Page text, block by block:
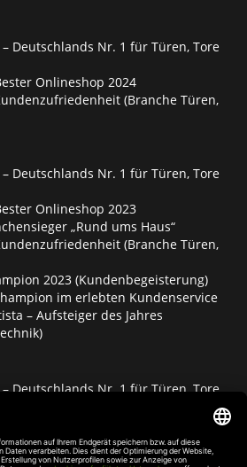
– Deutschlands Nr. 1 für Türen, Tore
Onlineshop 2024
(Branche Türen,
– Deutschlands Nr. 1 für Türen, Tore
Onlineshop 2023
„Rund ums Haus“
(Branche Türen,
2023 (Kundenbegeisterung)
im erlebten Kundenservice
– Aufsteiger des Jahres
– Deutschlands Nr. 1 für Türen, Tore
Onlineshop 2022
„Rund ums Haus“
im erlebten Kundenservice